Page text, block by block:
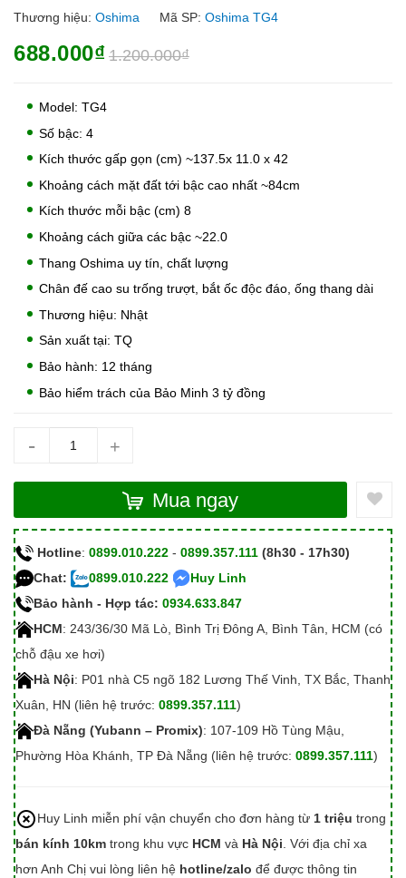
Thương hiệu: Oshima Mã SP: Oshima TG4
688.000₫ 1.200.000₫
Model: TG4
Số bậc: 4
Kích thước gấp gọn (cm) ~137.5x 11.0 x 42
Khoảng cách mặt đất tới bậc cao nhất ~84cm
Kích thước mỗi bậc (cm) 8
Khoảng cách giữa các bậc ~22.0
Thang Oshima uy tín, chất lượng
Chân đế cao su trống trượt, bắt ốc độc đáo, ống thang dài
Thương hiệu: Nhật
Sản xuất tại: TQ
Bảo hành: 12 tháng
Bảo hiểm trách của Bảo Minh 3 tỷ đồng
- +
Mua ngay
Hotline: 0899.010.222 - 0899.357.111 (8h30 - 17h30)
Chat:
0899.010.222
Huy Linh
Bảo hành - Hợp tác: 0934.633.847
HCM: 243/36/30 Mã Lò, Bình Trị Đông A, Bình Tân, HCM (có
chỗ đậu xe hơi)
Hà Nội: P01 nhà C5 ngõ 182 Lương Thế Vinh, TX Bắc, Thanh
Xuân, HN (liên hệ trước: 0899.357.111)
Đà Nẵng (Yubann – Promix): 107-109 Hồ Tùng Mậu,
Phường Hòa Khánh, TP Đà Nẵng (liên hệ trước: 0899.357.111)
Huy Linh miễn phí vận chuyển cho đơn hàng từ 1 triệu trong
bán kính 10km trong khu vực HCM và Hà Nội . Với địa chỉ xa
hơn Anh Chị vui lòng liên hệ hotline/zalo để được thông tin